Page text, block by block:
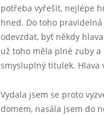
potřeba vyřešit, nejlépe
hned. Do toho
odevzdat, byť někdy
už toho měla plné zuby
smysluplný titulek. Hlava
Vydala jsem se proto
domem, nasála jsem do